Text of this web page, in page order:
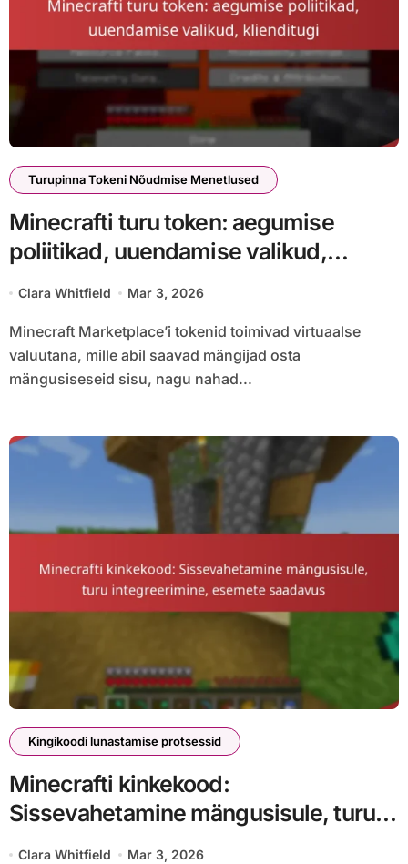
Turupinna Tokeni Nõudmise Menetlused
Minecrafti turu token: aegumise
poliitikad, uuendamise valikud,
klienditugi
Clara Whitfield Mar 3, 2026
Minecraft Marketplace’i tokenid toimivad virtuaalse
valuutana, mille abil saavad mängijad osta
mängusiseseid sisu, nagu nahad...
Kingikoodi lunastamise protsessid
Minecrafti kinkekood:
Sissevahetamine mängusisule, turu
integreerimine, esemete saadavus
Clara Whitfield Mar 3, 2026